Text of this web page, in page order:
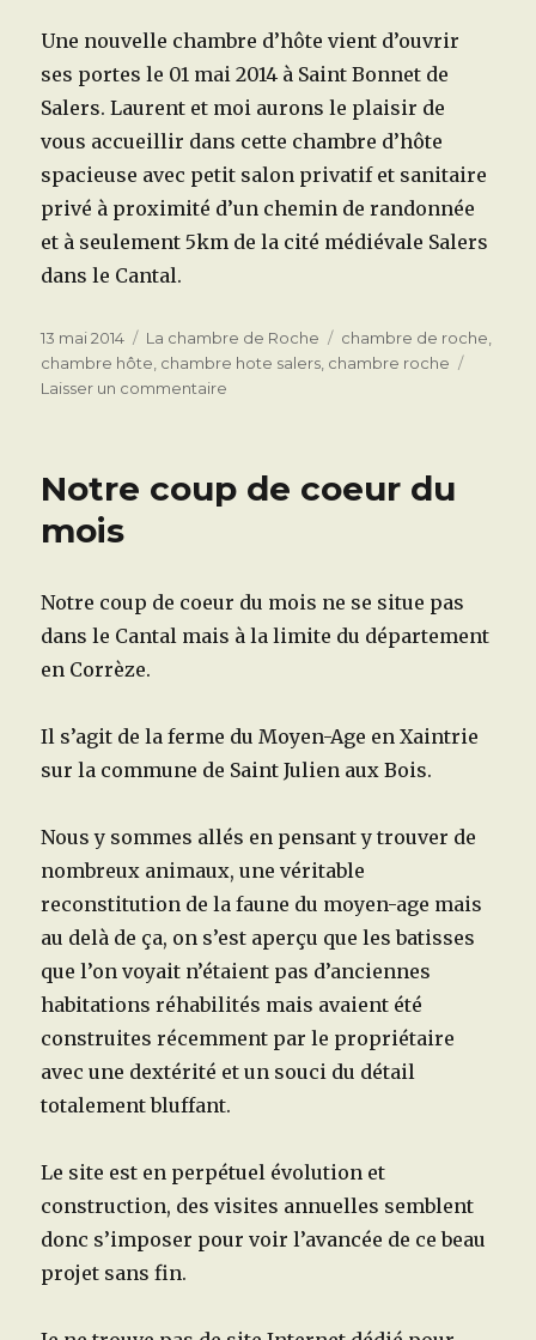
Une nouvelle chambre d’hôte vient d’ouvrir
ses portes le 01 mai 2014 à Saint Bonnet de
Salers. Laurent et moi aurons le plaisir de
vous accueillir dans cette chambre d’hôte
spacieuse avec petit salon privatif et sanitaire
privé à proximité d’un chemin de randonnée
et à seulement 5km de la cité médiévale Salers
dans le Cantal.
Publié
le
13 mai 2014 Catégories
La chambre de Roche Étiquettes
chambre de roche,
chambre hôte, chambre hote salers, chambre roche
Laisser un commentaire
Chambre
Cantal
Notre coup de coeur du
mois
Notre coup de coeur du mois ne se situe pas
dans le Cantal mais à la limite du département
en Corrèze.
Il s’agit de la ferme du Moyen-Age en Xaintrie
sur la commune de Saint Julien aux Bois.
Nous y sommes allés en pensant y trouver de
nombreux animaux, une véritable
reconstitution de la faune du moyen-age mais
au delà de ça, on s’est aperçu que les batisses
que l’on voyait n’étaient pas d’anciennes
habitations réhabilités mais avaient été
construites récemment par le propriétaire
avec une dextérité et un souci du détail
totalement bluffant.
Le site est en perpétuel évolution et
construction, des visites annuelles semblent
donc s’imposer pour voir l’avancée de ce beau
projet sans fin.